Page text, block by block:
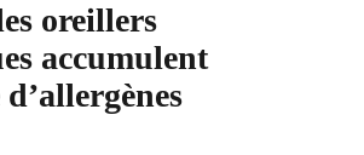
oreillers
accumulent